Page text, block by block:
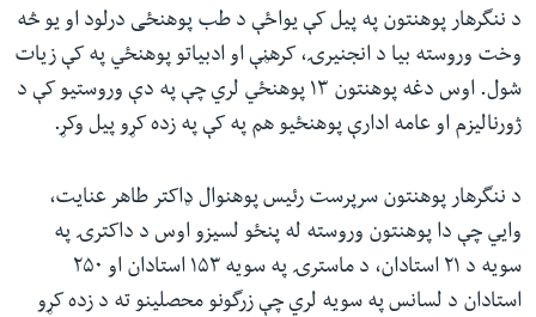
د ننگرهار پوهنتون په پیل کې یواځې د طب پوهنځی درلود او یو څه
وخت وروسته بیا د انجنیرۍ، کرهڼې او ادبیاتو پوهنځي په کې زیات
شول. اوس دغه پوهنتون ١٣ پوهنځي لري چې په دې وروستیو کې د
ژورنالیزم او عامه ادارې پوهنځيو هم په کې په زده کړو پیل وکړ.
د ننگرهار پوهنتون سرپرست رئیس پوهنوال ډاکتر طاهر عنايت،
وایي چې دا پوهنتون وروسته له پنځو لسیزو اوس د داکترۍ په
سویه د ٢١ استادان، د ماسترۍ په سویه ۱۵۳ استادان او ۲۵۰
استادان د لسانس په سویه لري چې زرگونو محصلینو ته د زده کړو